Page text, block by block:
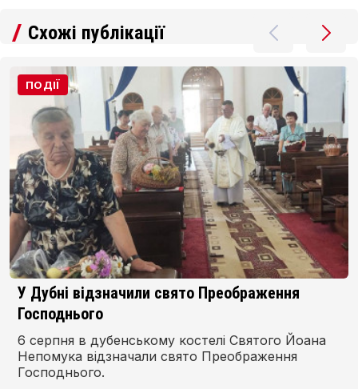
Схожі публікації
ПОДІЇ
Ще два проєкти з Волині отримають
фінансування за Програмою Interreg NEXT
Польща – Україна
Два проєкти з Волинської області стали
переможцями першого конкурсу Фонду малих